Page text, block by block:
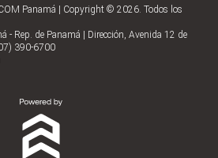
Panamá | Copyright © 2026. Todos los
- Rep. de Panamá | Dirección, Avenida 12 de
390-6700